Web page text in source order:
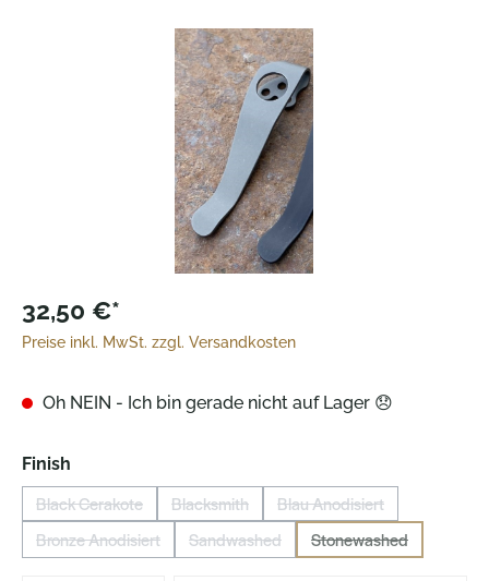
Bildergalerie überspringen
32,50 €*
Preise inkl. MwSt. zzgl. Versandkosten
Oh NEIN - Ich bin gerade nicht auf Lager 😞
Finish
Black Cerakote(Diese Option ist zurzeit nicht verfügbar.)
Blacksmith(Diese Option ist zurzeit nicht verfügbar.)
Blau Anodisiert(Diese Option ist zurzeit
Bronze Anodisiert(Diese Option ist zurzeit nicht verfügbar.)
Sandwashed(Diese Option ist zurzeit nicht verfügbar.)
Stonewashed(Diese Option ist